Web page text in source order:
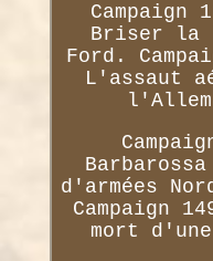
Campaign
Briser la
Ford.
L'assaut
d'armées
Campaign
mort